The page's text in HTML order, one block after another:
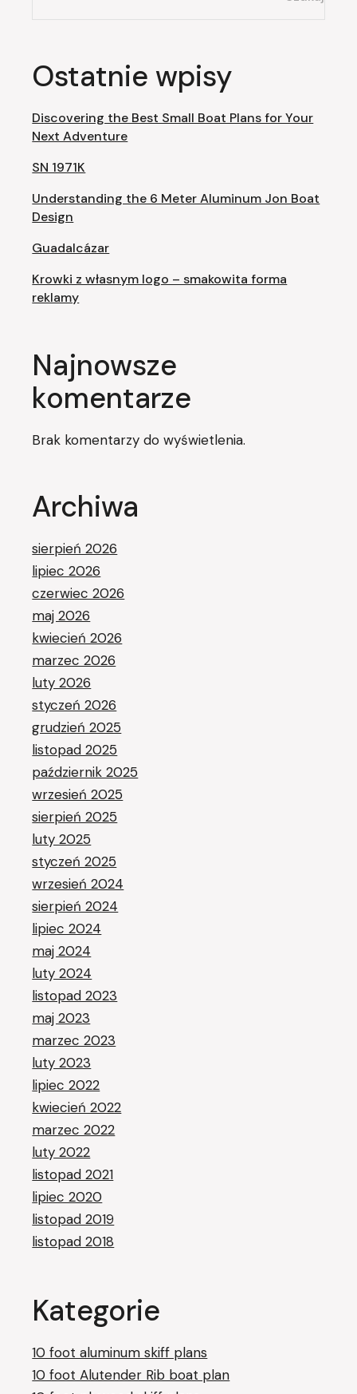
Ostatnie wpisy
Discovering the Best Small Boat Plans for Your
Next Adventure
SN 1971K
Understanding the 6 Meter Aluminum Jon Boat
Design
Guadalcázar
Krowki z własnym logo – smakowita forma
reklamy
Najnowsze
komentarze
Brak komentarzy do wyświetlenia.
Archiwa
sierpień 2026
lipiec 2026
czerwiec 2026
maj 2026
kwiecień 2026
marzec 2026
luty 2026
styczeń 2026
grudzień 2025
listopad 2025
październik 2025
wrzesień 2025
sierpień 2025
luty 2025
styczeń 2025
wrzesień 2024
sierpień 2024
lipiec 2024
maj 2024
luty 2024
listopad 2023
maj 2023
marzec 2023
luty 2023
lipiec 2022
kwiecień 2022
marzec 2022
luty 2022
listopad 2021
lipiec 2020
listopad 2019
listopad 2018
Kategorie
10 foot aluminum skiff plans
10 foot Alutender Rib boat plan